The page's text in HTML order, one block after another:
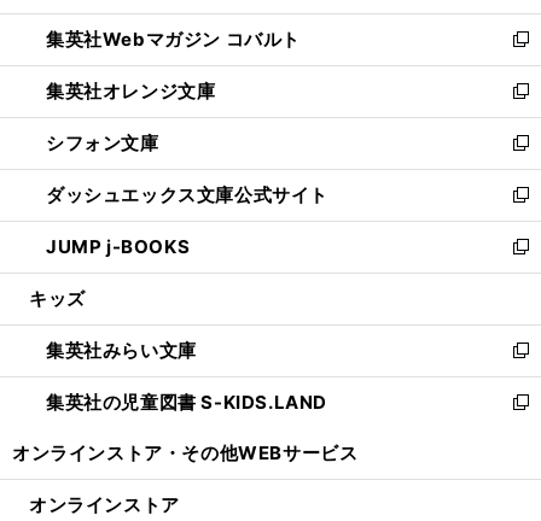
開
く
ウ
で
開
く
ン
ド
ウ
で
開
く
ウ
ィ
ン
ド
ウ
で
開
く
集英社Webマガジン コバルト
新
し
い
ウ
ィ
ン
ド
ウ
で
開
集英社オレンジ文庫
新
し
い
ウ
ィ
ン
ド
ウ
開
く
シフォン文庫
新
し
い
ウ
ィ
ン
ウ
で
開
く
ダッシュエックス文庫公式サイト
新
し
い
ウ
ン
ド
ウ
で
JUMP j-BOOKS
新
し
ウ
ィ
ン
ド
開
キッズ
集英社みらい文庫
新
し
い
ン
集英社の児童図書 S-KIDS.LAND
新
ウ
オンラインストア・ その他WEBサービス
オンラインストア